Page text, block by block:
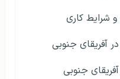
و شرایط کاری
آفریقای جنوبی
جنوبی